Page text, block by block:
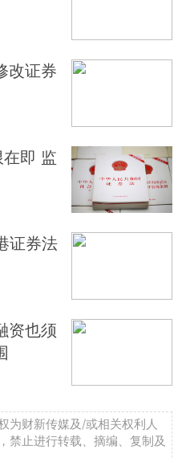
改证券
在即 监
证券法
资也须
为财新传媒及/或相关权利人
禁止进行转载、摘编、复制及